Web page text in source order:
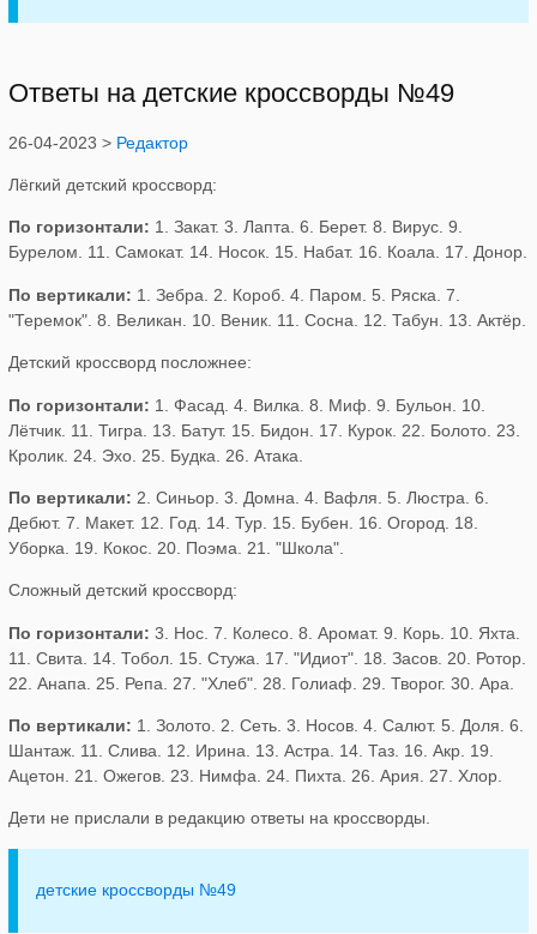
Ответы на детские кроссворды №49
26-04-2023 > Редактор
Лёгкий детский кроссворд:
По горизонтали: 1. Закат. 3. Лапта. 6. Берет. 8. Вирус. 9.
Бурелом. 11. Самокат. 14. Носок. 15. Набат. 16. Коала. 17. Донор.
По вертикали: 1. Зебра. 2. Короб. 4. Паром. 5. Ряска. 7.
"Теремок". 8. Великан. 10. Веник. 11. Сосна. 12. Табун. 13. Актёр.
Детский кроссворд посложнее:
По горизонтали: 1. Фасад. 4. Вилка. 8. Миф. 9. Бульон. 10.
Лётчик. 11. Тигра. 13. Батут. 15. Бидон. 17. Курок. 22. Болото. 23.
Кролик. 24. Эхо. 25. Будка. 26. Атака.
По вертикали: 2. Синьор. 3. Домна. 4. Вафля. 5. Люстра. 6.
Дебют. 7. Макет. 12. Год. 14. Тур. 15. Бубен. 16. Огород. 18.
Уборка. 19. Кокос. 20. Поэма. 21. "Школа".
Сложный детский кроссворд:
По горизонтали: 3. Нос. 7. Колесо. 8. Аромат. 9. Корь. 10. Яхта.
11. Свита. 14. Тобол. 15. Стужа. 17. "Идиот". 18. Засов. 20. Ротор.
22. Анапа. 25. Репа. 27. "Хлеб". 28. Голиаф. 29. Творог. 30. Ара.
По вертикали: 1. Золото. 2. Сеть. 3. Носов. 4. Салют. 5. Доля. 6.
Шантаж. 11. Слива. 12. Ирина. 13. Астра. 14. Таз. 16. Акр. 19.
Ацетон. 21. Ожегов. 23. Нимфа. 24. Пихта. 26. Ария. 27. Хлор.
Дети не прислали в редакцию ответы на кроссворды.
детские кроссворды №49